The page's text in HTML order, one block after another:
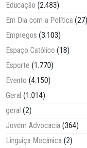
Educação (2.483)
Em Dia com a Política (27)
Empregos (3.103)
Espaço Católico (18)
Esporte (1.770)
Evento (4.150)
Geral (1.014)
geral (2)
Jovem Advocacia (364)
Linguiça Mecânica (2)